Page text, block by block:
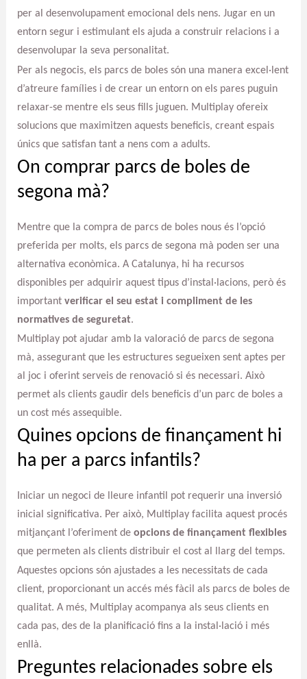
per al desenvolupament emocional dels nens. Jugar en un
entorn segur i estimulant els ajuda a construir relacions i a
desenvolupar la seva personalitat.
Per als negocis, els parcs de boles són una manera excel·lent
d’atreure famílies i de crear un entorn on els pares puguin
relaxar-se mentre els seus fills juguen. Multiplay ofereix
solucions que maximitzen aquests beneficis, creant espais
únics que satisfan tant a nens com a adults.
On comprar parcs de boles de
segona mà?
Mentre que la compra de parcs de boles nous és l’opció
preferida per molts, els parcs de segona mà poden ser una
alternativa econòmica. A Catalunya, hi ha recursos
disponibles per adquirir aquest tipus d’instal·lacions, però és
important verificar el seu estat i compliment de les
normatives de seguretat.
Multiplay pot ajudar amb la valoració de parcs de segona
mà, assegurant que les estructures segueixen sent aptes per
al joc i oferint serveis de renovació si és necessari. Això
permet als clients gaudir dels beneficis d’un parc de boles a
un cost més assequible.
Quines opcions de finançament hi
ha per a parcs infantils?
Iniciar un negoci de lleure infantil pot requerir una inversió
inicial significativa. Per això, Multiplay facilita aquest procés
mitjançant l’oferiment de opcions de finançament flexibles
que permeten als clients distribuir el cost al llarg del temps.
Aquestes opcions són ajustades a les necessitats de cada
client, proporcionant un accés més fàcil als parcs de boles de
qualitat. A més, Multiplay acompanya als seus clients en
cada pas, des de la planificació fins a la instal·lació i més
enllà.
Preguntes relacionades sobre els